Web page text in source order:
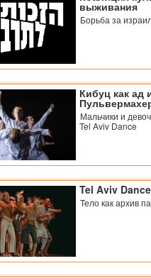
выживания
Борьба за
Кибуц как ад
Мальчики и
Tel Aviv Dance
Tel Aviv
Тело как архив